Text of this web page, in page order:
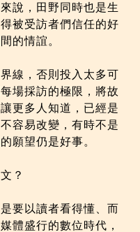
說，田野同時也是生
被受訪者們信任的好
的情誼。
線，否則投入太多可
場採訪的極限，將故
更多人知道，已經是
容易改變，有時不是
願望仍是好事。
？
要以讀者看得懂、而
體盛行的數位時代，